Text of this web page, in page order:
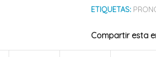
ETIQUETAS:
Compartir esta